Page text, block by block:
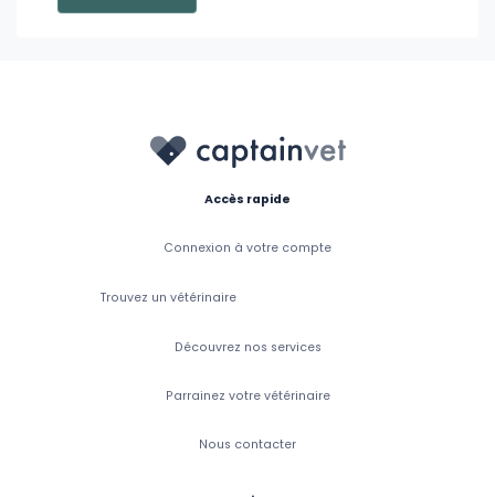
Accès rapide
Connexion à votre compte
Trouvez un vétérinaire
Découvrez nos services
Parrainez votre vétérinaire
Nous contacter